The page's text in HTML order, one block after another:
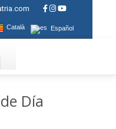
Català Español
Día